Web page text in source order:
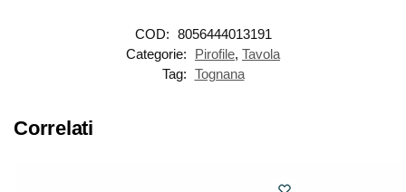
COD: 8056444013191
Categorie:
Pirofile, Tavola
Tag: Tognana
Correlati